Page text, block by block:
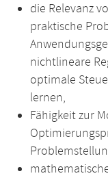
die Relevanz
praktische
nichtlineare
optimale
lernen,
Fähigkeit zur